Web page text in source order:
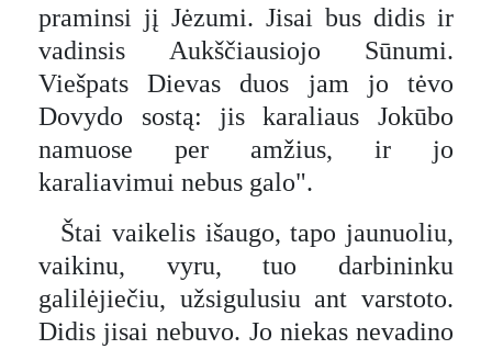
praminsi jį Jėzumi. Jisai bus didis ir
vadinsis Aukščiausiojo Sūnumi.
Viešpats Dievas duos jam jo tėvo
Dovydo sostą: jis karaliaus Jokūbo
namuose per amžius, ir jo
karaliavimui nebus galo".
Štai vaikelis išaugo, tapo jaunuoliu,
vaikinu, vyru, tuo darbininku
galilėjiečiu, užsigulusiu ant varstoto.
Didis jisai nebuvo. Jo niekas nevadino